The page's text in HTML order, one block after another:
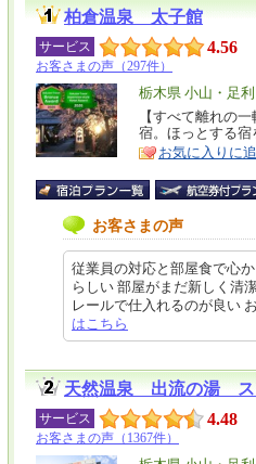
柏倉温泉 太子館
サービス 4.56
お客さまの声（297件）
エ
リ
ア
栃木県 小山・足
特
徴
【すべて離れの
宿。ほっとする
お気に入りに
お客さまの声
従業員の対応と部屋食で心
らしい 部屋がまだ新しく清
レールで仕入れるのが良い
はこちら
天然温泉 出流の湯 ス
サービス 4.48
お客さまの声（1367件）